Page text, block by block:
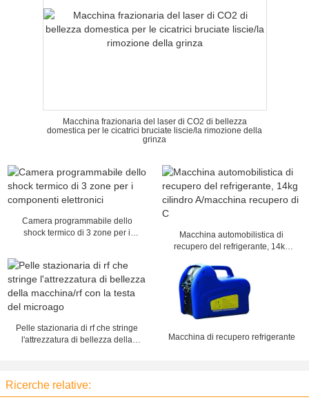
Macchina frazionaria del laser di CO2 di bellezza
domestica per le cicatrici bruciate liscie/la rimozione della
grinza
Camera programmabile dello
shock termico di 3 zone per i
Macchina automobilistica di
recupero del refrigerante, 14kg
Pelle stazionaria di rf che stringe
l'attrezzatura di bellezza della
Macchina di recupero refrigerante
Ricerche relative: